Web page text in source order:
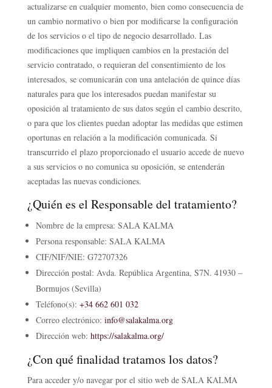
actualizarse en cualquier momento, bien como consecuencia de
un cambio normativo o bien por modificarse la configuración
de los servicios o el tipo de negocio desarrollado. Las
modificaciones que impliquen cambios en la prestación del
servicio contratado, o requieran del consentimiento de los
interesados, se comunicarán con una antelación de quince días
naturales para que los interesados puedan manifestar su
oposición al tratamiento de sus datos según el cambio descrito,
o para que los clientes puedan adoptar las medidas que estimen
oportunas en relación a la modificación comunicada. Si
transcurrido el plazo proporcionado el usuario accede de nuevo
a sus servicios o no comunica su oposición, se entenderán
aceptadas las nuevas condiciones.
¿Quién es el Responsable del tratamiento?
Nombre de la empresa: SALA KALMA
Persona responsable: SALA KALMA
CIF/NIF/NIE: G72707326
Dirección postal: Avda. República Argentina, S7N. 41930 –
Bormujos (Sevilla)
Teléfono(s): +34 662 601 032
Correo electrónico: info@salakalma.org
Dirección web: https://salakalma.org/
¿Con qué finalidad tratamos los datos?
Para acceder y/o navegar por el sitio web de SALA KALMA